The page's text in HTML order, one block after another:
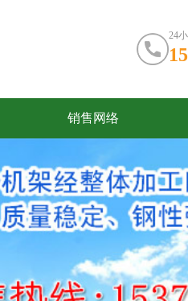
24
销售网络